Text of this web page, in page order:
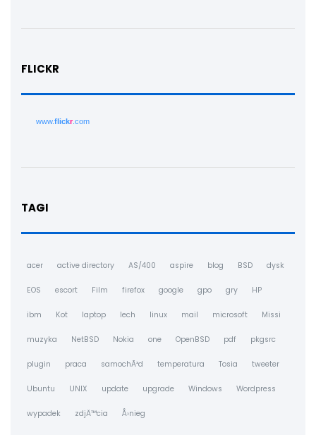
FLICKR
www.flickr.com
TAGI
acer active directory AS/400 aspire blog BSD dysk
EOS escort Film firefox google gpo gry HP
ibm Kot laptop lech linux mail microsoft Missi
muzyka NetBSD Nokia one OpenBSD pdf pkgsrc
plugin praca samochÃ³d temperatura Tosia tweeter
Ubuntu UNIX update upgrade Windows Wordpress
wypadek zdjÄ™cia Å›nieg